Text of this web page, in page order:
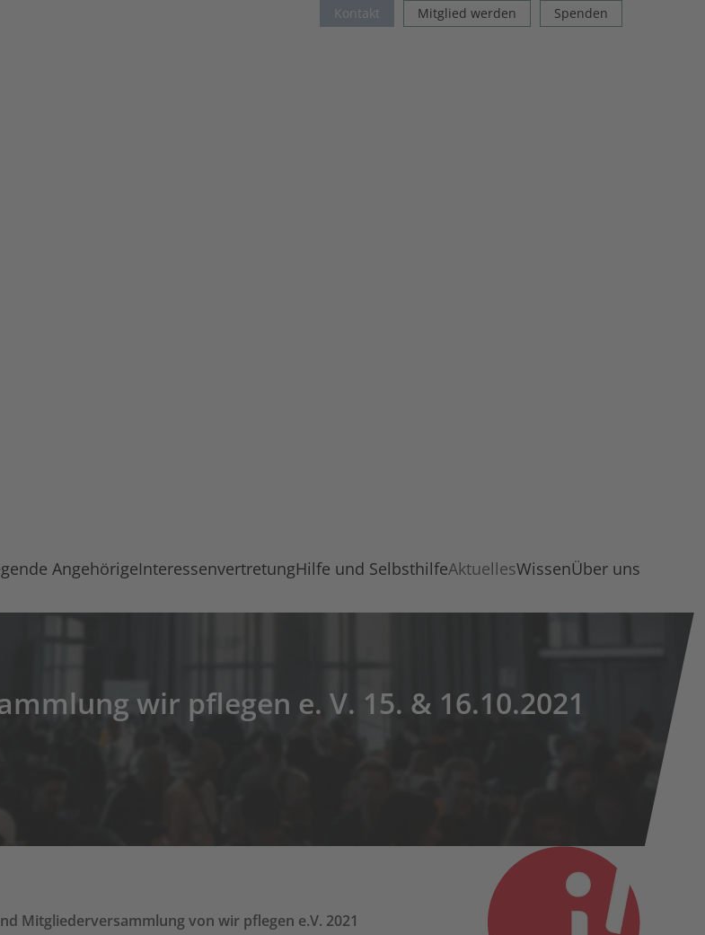
Kontakt Mitglied werden Spenden
AngehörigeInteressenvertretungHilfe und SelbsthilfeAktuellesWissenÜber uns
wir pflegen e. V. 15. & 16.10.2021
Mitgliederversammlung von wir pflegen e.V. 2021